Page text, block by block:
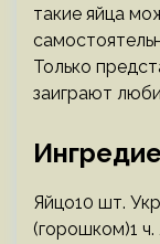
такие яйца
Только
заиграют
Яйцо10 шт.
(горошком)1 ч.